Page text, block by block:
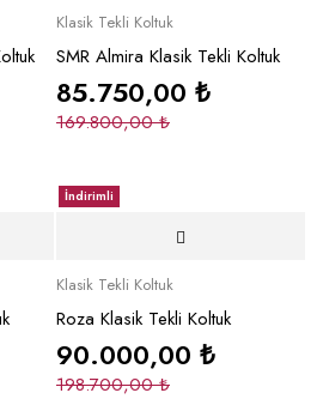
Klasik Tekli Koltuk
SMR Almira Klasik Tekli Koltuk
169.800,00₺
85.750,00 ₺
İndirimli
Klasik Tekli Koltuk
Roza Klasik Tekli Koltuk
198.700,00₺
90.000,00 ₺